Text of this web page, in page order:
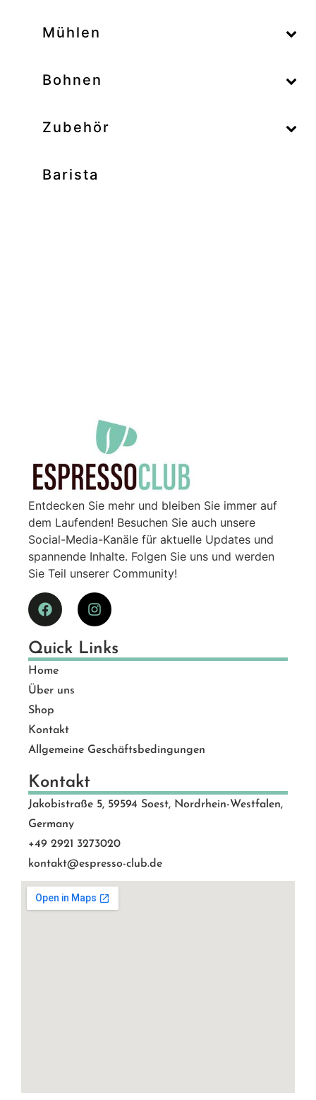
Mühlen
–
Bohnen
–
Zubehör
Barista
Entdecken Sie mehr und bleiben Sie immer auf
dem Laufenden! Besuchen Sie auch unsere
Social-Media-Kanäle für aktuelle Updates und
spannende Inhalte. Folgen Sie uns und werden
Sie Teil unserer Community!
Quick Links
Home
Über uns
Shop
Kontakt
Allgemeine Geschäftsbedingungen
Kontakt
Jakobistraße 5, 59594 Soest, Nordrhein-Westfalen,
Germany
+49 2921 3273020
kontakt@espresso-club.de